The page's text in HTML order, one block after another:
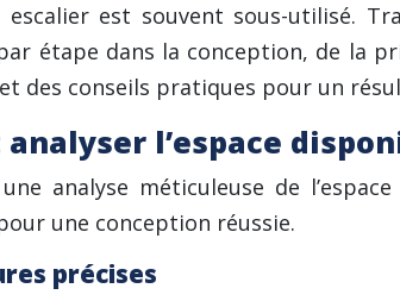
escalier est souvent sous-utilisé.
étape dans la conception, de la
des conseils pratiques pour un
l’espace
analyse méticuleuse de
une conception réussie.
précises